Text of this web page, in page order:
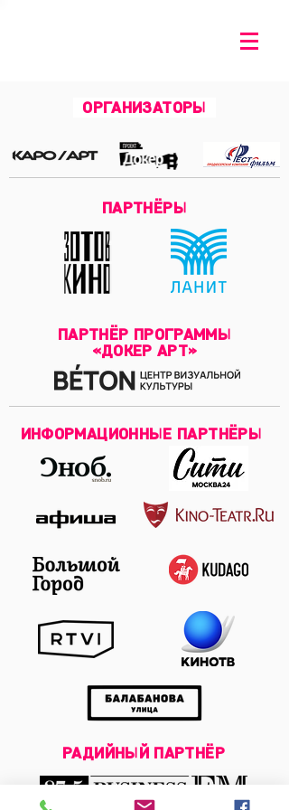
ОРГАНИЗАТОРЫ
ПАРТНЁРЫ
ПАРТНЁР ПРОГРАММЫ
«ДОКЕР АРТ»
ИНФОРМАЦИОННЫЕ ПАРТНЁРЫ
РАДИЙНЫЙ ПАРТНЁР